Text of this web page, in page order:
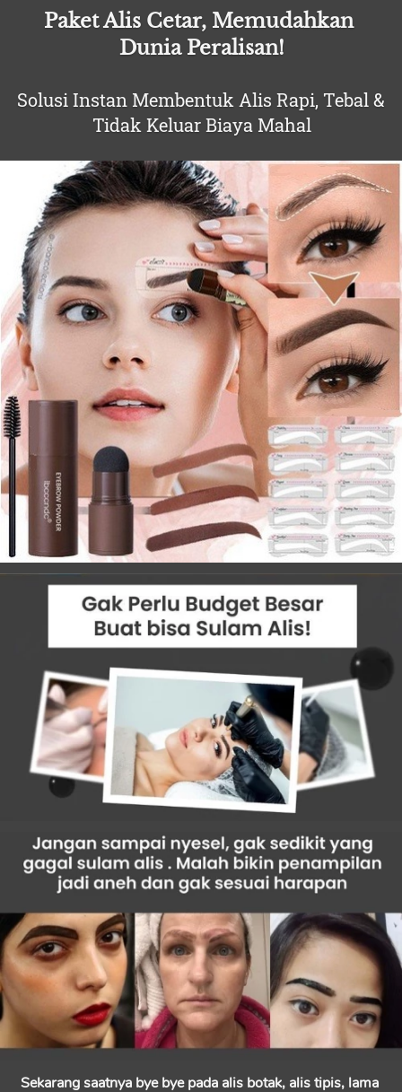
Paket Alis Cetar, Memudahkan
Dunia Peralisan!
Solusi Instan Membentuk Alis Rapi, Tebal &
Tidak Keluar Biaya Mahal
Sekarang saatnya bye bye pada alis botak, alis tipis, lama